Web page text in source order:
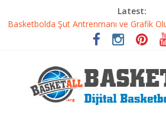
Latest:
Basketbolda Şut Antrenmanı ve Grafik
Iverson’dan Kyrie’e: Top Sürme
Dünyanın En İyi Basketbol Takımı:
Basketbolcu Beslenmesi: Performansı
Yaklaşımlar